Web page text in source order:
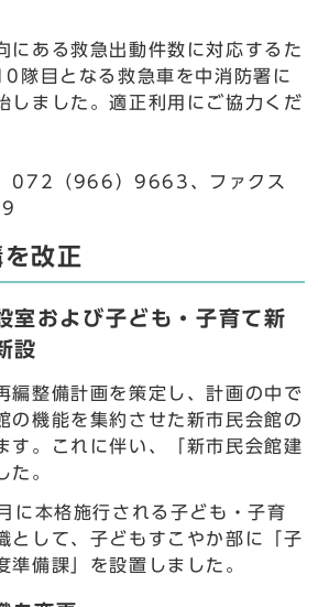
にある救急出動件数に対応するた
隊目となる救急車を中消防署に
しました。適正利用にご協力くだ
072（966）9663、ファクス
改正
室および子ども・子育て新
設
編整備計画を策定し、計画の中で
の機能を集約させた新市民会館の
す。これに伴い、「新市民会館建
た。
に本格施行される子ども・子育
として、子どもすこやか部に「子
準備課」を設置しました。